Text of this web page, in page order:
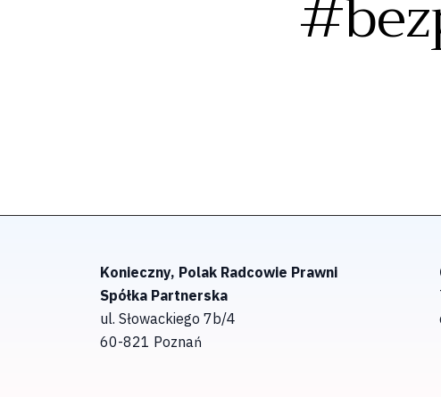
Konieczny, Polak Radcowie Prawni
Spółka Partnerska
ul. Słowackiego 7b/4
60-821 Poznań